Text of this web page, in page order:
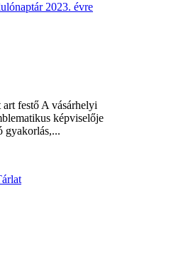
2023. évre
festő A vásárhelyi
képviselője
gyakorlás,...